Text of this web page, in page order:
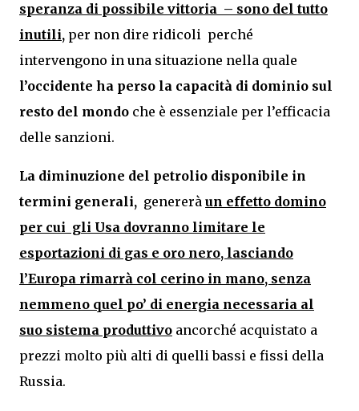
speranza di possibile vittoria – sono del tutto
inutili, per non dire ridicoli perché
intervengono in una situazione nella quale
l’occidente ha perso la capacità di dominio sul
resto del mondo che è essenziale per l’efficacia
delle sanzioni.
La diminuzione del petrolio disponibile in
termini generali, genererà un effetto domino
per cui gli Usa dovranno limitare le
esportazioni di gas e oro nero, lasciando
l’Europa rimarrà col cerino in mano, senza
nemmeno quel po’ di energia necessaria al
suo sistema produttivo ancorché acquistato a
prezzi molto più alti di quelli bassi e fissi della
Russia.